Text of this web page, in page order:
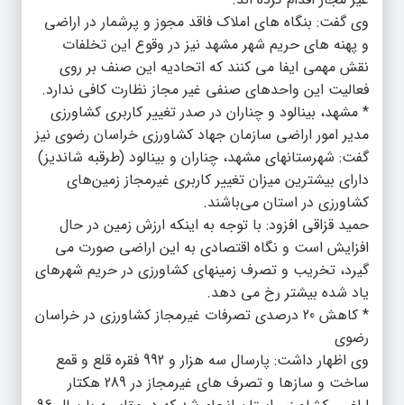
وی گفت: بنگاه های املاک فاقد مجوز و پرشمار در اراضی
و پهنه های حریم شهر مشهد نیز در وقوع این تخلفات
نقش مهمی ایفا می کنند که اتحادیه این صنف بر روی
فعالیت این واحدهای صنفی غیر مجاز نظارت کافی ندارد.
* مشهد، بینالود و چناران در صدر تغییر کاربری کشاورزی
مدیر امور اراضی سازمان جهاد کشاورزی خراسان رضوی نیز
گفت: شهرستانهای مشهد، چناران و بینالود (طرقبه شاندیز)
دارای بیشترین میزان تغییر کاربری غیرمجاز زمین‌های
کشاورزی در استان می‌باشند.
حمید قزاقی افزود: با توجه به اینکه ارزش زمین در حال
افزایش است و نگاه اقتصادی به این اراضی صورت می
گیرد، تخریب و تصرف زمینهای کشاورزی در حریم شهرهای
یاد شده بیشتر رخ می دهد.
* کاهش 20 درصدی تصرفات غیرمجاز کشاورزی در خراسان
رضوی
وی اظهار داشت: پارسال سه هزار و 992 فقره قلع و قمع
ساخت و سازها و تصرف های غیرمجاز در 289 هکتار